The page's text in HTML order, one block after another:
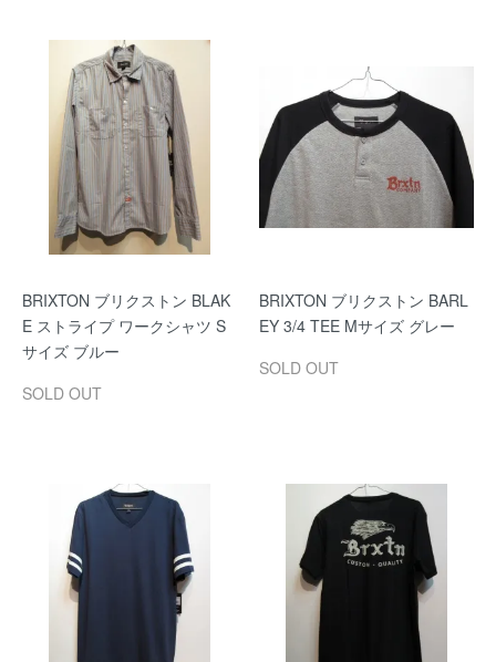
BRIXTON ブリクストン BLAK
E ストライプ ワークシャツ S
サイズ ブルー
SOLD OUT
BRIXTON ブリクストン BARL
EY 3/4 TEE Mサイズ グレー
SOLD OUT